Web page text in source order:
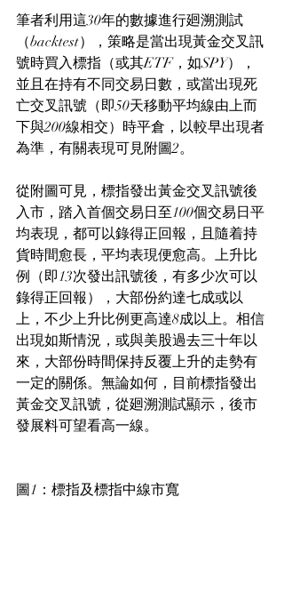
筆者利用這30年的數據進行廻溯測試
（backtest），策略是當出現黃金交叉訊
號時買入標指（或其ETF，如SPY），
並且在持有不同交易日數，或當出現死
亡交叉訊號（即50天移動平均線由上而
下與200線相交）時平倉，以較早出現者
為準，有關表現可見附圖2。
從附圖可見，標指發出黃金交叉訊號後
入市，踏入首個交易日至100個交易日平
均表現，都可以錄得正回報，且隨着持
貨時間愈長，平均表現便愈高。上升比
例（即13次發出訊號後，有多少次可以
錄得正回報），大部份約達七成或以
上，不少上升比例更高達8成以上。相信
出現如斯情況，或與美股過去三十年以
來，大部份時間保持反覆上升的走勢有
一定的關係。無論如何，目前標指發出
黃金交叉訊號，從廻溯測試顯示，後市
發展料可望看高一線。
圖1：標指及標指中線市寬